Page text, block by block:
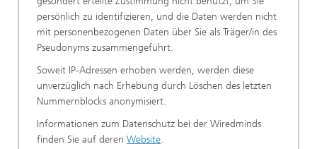
persönlich zu identifizieren, und die Daten werden nicht
mit personenbezogenen Daten über Sie als Träger/in des
Pseudonyms zusammengeführt.
Soweit IP-Adressen erhoben werden, werden diese
unverzüglich nach Erhebung durch Löschen des letzten
Nummernblocks anonymisiert.
Informationen zum Datenschutz bei der Wiredminds
finden Sie auf deren Website.